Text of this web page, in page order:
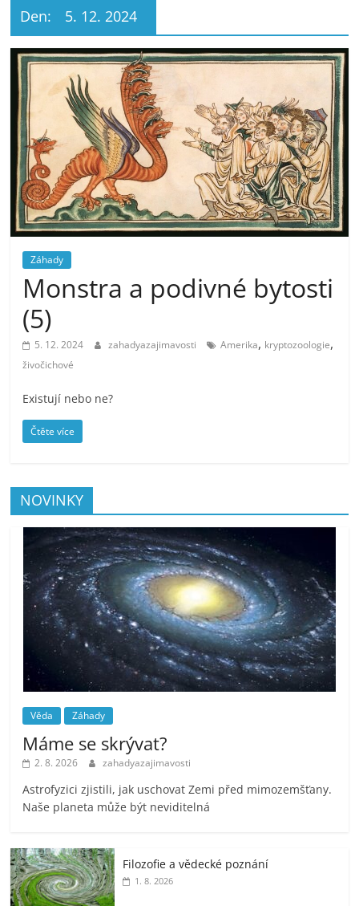
Den: 5. 12. 2024
Záhady
Monstra a podivné bytosti
(5)
5. 12. 2024 zahadyazajimavosti Amerika, kryptozoologie,
živočichové
Existují nebo ne?
Čtěte více
NOVINKY
Věda Záhady
Máme se skrývat?
2. 8. 2026 zahadyazajimavosti
Astrofyzici zjistili, jak uschovat Zemi před mimozemšťany.
Naše planeta může být neviditelná
Filozofie a vědecké poznání
1. 8. 2026